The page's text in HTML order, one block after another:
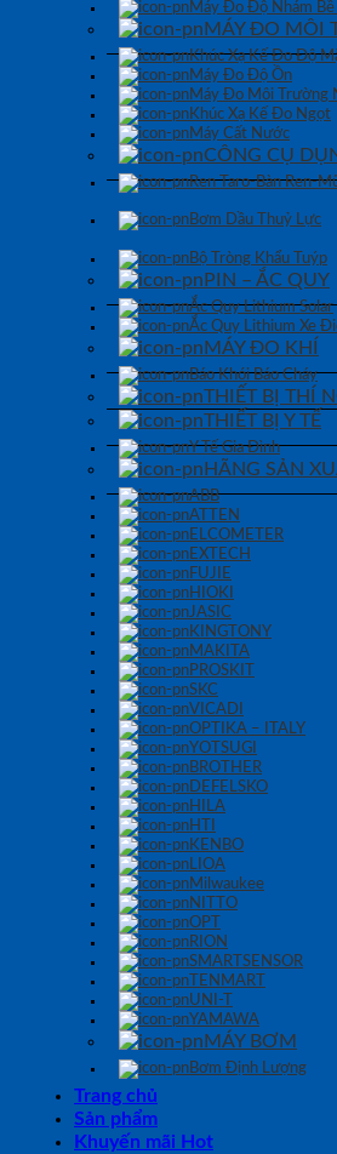
Máy Đo Độ Nhám
MÁY ĐO MÔI
Khúc Xạ Kế Đo Độ
Máy Đo Độ Ồn
Máy Đo Môi Trường
Khúc Xạ Kế Đo Ngọt
Máy Cất Nước
CÔNG CỤ
Ren Taro-Bàn Ren-
Bơm Dầu Thuỷ Lực
Bộ Tròng Khẩu Tuýp
PIN – ẮC QUY
Ắc Quy Lithium Solar
Ắc Quy Lithium Xe
MÁY ĐO KHÍ
Báo Khói Báo Cháy
THIẾT BỊ THÍ
THIẾT BỊ Y TẾ
Y Tế Gia Đình
HÃNG SẢN
ABB
ATTEN
ELCOMETER
EXTECH
FUJIE
HIOKI
JASIC
KINGTONY
MAKITA
PROSKIT
SKC
VICADI
OPTIKA – ITALY
YOTSUGI
BROTHER
DEFELSKO
HILA
HTI
KENBO
LIOA
Milwaukee
NITTO
OPT
RION
SMARTSENSOR
TENMART
UNI-T
YAMAWA
MÁY BƠM
Bơm Định Lượng
Trang chủ
Sản phẩm
Khuyến mãi Hot